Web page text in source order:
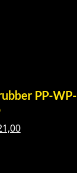
PP-WP-
Huidige